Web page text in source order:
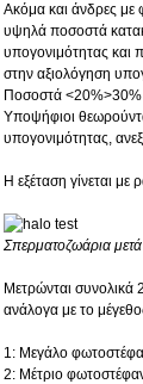
Ακόμα και άνδρες με
υψηλά ποσοστά
υπογονιμότητας και
στην αξιολόγηση
Ποσοστά <20%>30%
Υποψήφιοι
υπογονιμότητας,
Η εξέταση γίνεται
Σπερματοζωάρια
Μετρώνται συνολικά
ανάλογα με το
1: Μεγάλο
2: Μέτριο